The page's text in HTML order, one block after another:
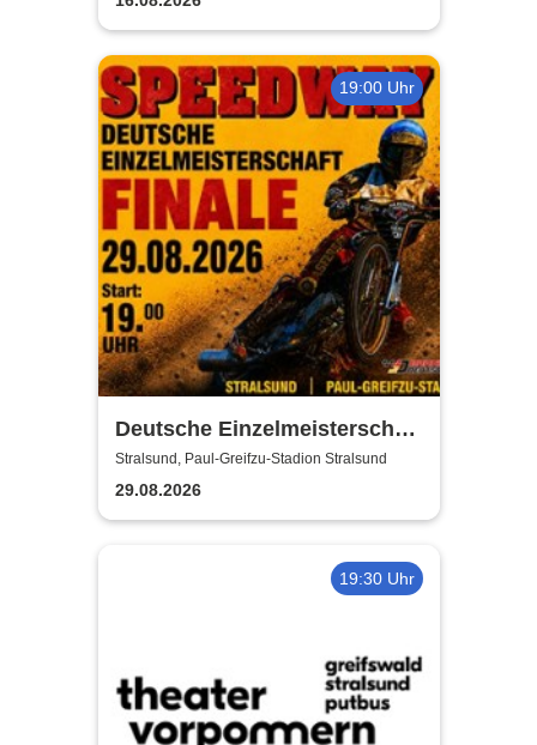
19:00 Uhr
Deutsche Einzelmeisterschaft
Finale | MC Nordstern
Stralsund
Stralsund, Paul-Greifzu-Stadion Stralsund
29.08.2026
19:30 Uhr